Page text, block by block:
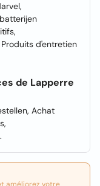
d'entretien
de Lapperre
Achat